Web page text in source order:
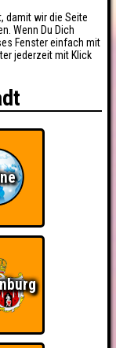
damit wir die Seite
Wenn Du Dich
Fenster einfach mit
jederzeit mit Klick